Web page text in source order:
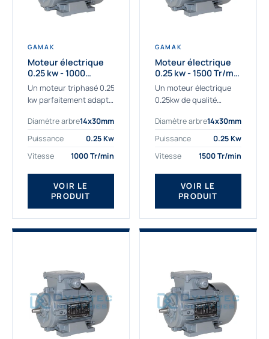
GAMAK
Moteur électrique
0.25 kw - 1000
Tr/min - 230/400V -
IE2
Un moteur triphasé 0.25
kw parfaitement adapté
sévères. Notre
important stock de
permet de livrer
rapidement tous types
de moteurs.
Ce moteur...
Diamètre arbre14x30mm
Puissance
0.25 Kw
Vitesse
1000 Tr/min
VOIR LE
PRODUIT
GAMAK
Moteur électrique
0.25 kw - 1500 Tr/min
- 230/400V - IE2
Un moteur électrique
0.25kw de qualité
professionnels. Notre
gamme de moteurs
sélectionné pour la très
haute...
Diamètre arbre14x30mm
Puissance
0.25 Kw
Vitesse
1500 Tr/min
VOIR LE
PRODUIT